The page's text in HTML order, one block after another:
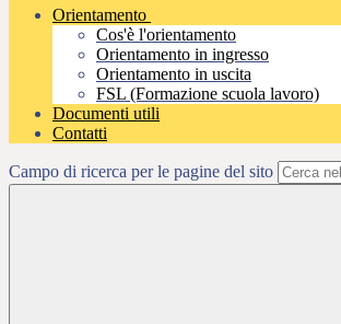
Orientamento
Cos'è l'orientamento
Orientamento in ingresso
Orientamento in uscita
FSL (Formazione scuola lavoro)
Documenti utili
Contatti
Campo di ricerca per le pagine del sito